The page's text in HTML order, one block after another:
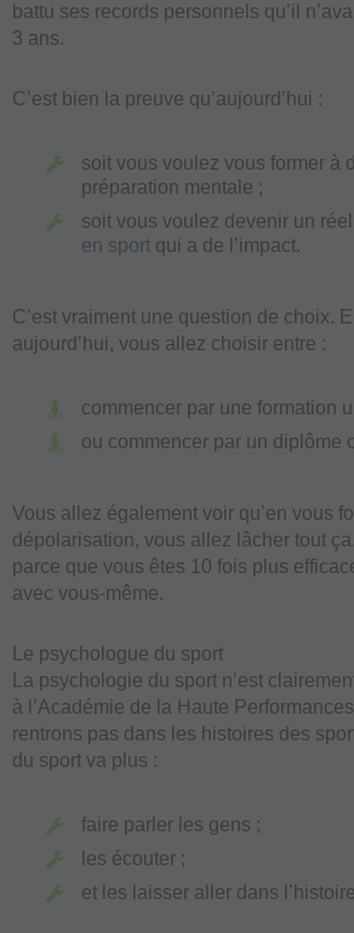
battu ses records personnels qu’il
3 ans.
C’est bien la preuve qu’aujourd’hui :
soit vous voulez vous former à
préparation mentale ;
soit vous voulez devenir un réel
en sport qui a de l’impact.
C’est vraiment une question de choix.
aujourd’hui, vous allez choisir entre :
commencer par une formation
ou commencer par un diplôme
Vous allez également voir qu’en vous
dépolarisation, vous allez lâcher tout
parce que vous êtes 10 fois plus
avec vous-même.
Le psychologue du sport
La psychologie du sport n’est
à l’Académie de la Haute
rentrons pas dans les histoires des
du sport va plus :
faire parler les gens ;
les écouter ;
et les laisser aller dans